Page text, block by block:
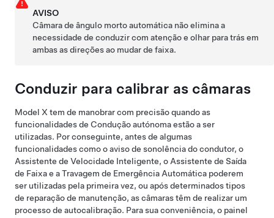
AVISO
Câmara de ângulo morto automática não elimina a
necessidade de conduzir com atenção e olhar para trás em
ambas as direções ao mudar de faixa.
Conduzir para calibrar as câmaras
Model X tem de manobrar com precisão quando as
funcionalidades de Condução autónomaestão a ser
utilizadas. Por conseguinte, antes de algumas
funcionalidades como oaviso de sonolência do condutor, o
Assistente de Velocidade Inteligente, oAssistente de Saída
de Faixa e a Travagem de Emergência Automática poderem
ser utilizadas pela primeira vez, ou após determinados tipos
de reparação de manutenção, as câmaras têm de realizar um
processo de autocalibração. Para sua conveniência, o painel